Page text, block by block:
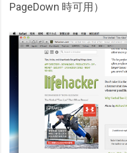
PageDown 時可用）